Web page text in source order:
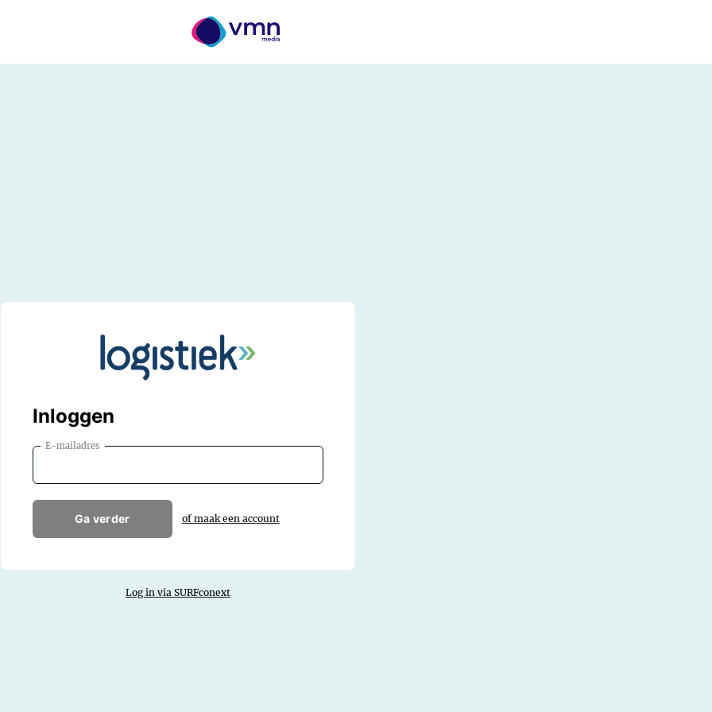
Inloggen
E-mailadres
Ga verder of maak een account
Log in via SURFconext